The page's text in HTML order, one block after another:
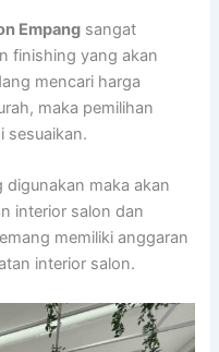
Empang sangat
finishing yang akan
mencari harga
maka pemilihan
sesuaikan.
digunakan maka akan
interior salon dan
memiliki anggaran
interior salon.